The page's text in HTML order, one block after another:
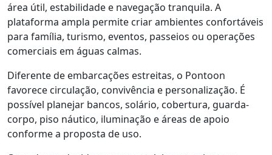
área útil, estabilidade e navegação tranquila. A
plataforma ampla permite criar ambientes confortáveis
para família, turismo, eventos, passeios ou operações
comerciais em águas calmas.
Diferente de embarcações estreitas, o Pontoon
favorece circulação, convivência e personalização. É
possível planejar bancos, solário, cobertura, guarda-
corpo, piso náutico, iluminação e áreas de apoio
conforme a proposta de uso.